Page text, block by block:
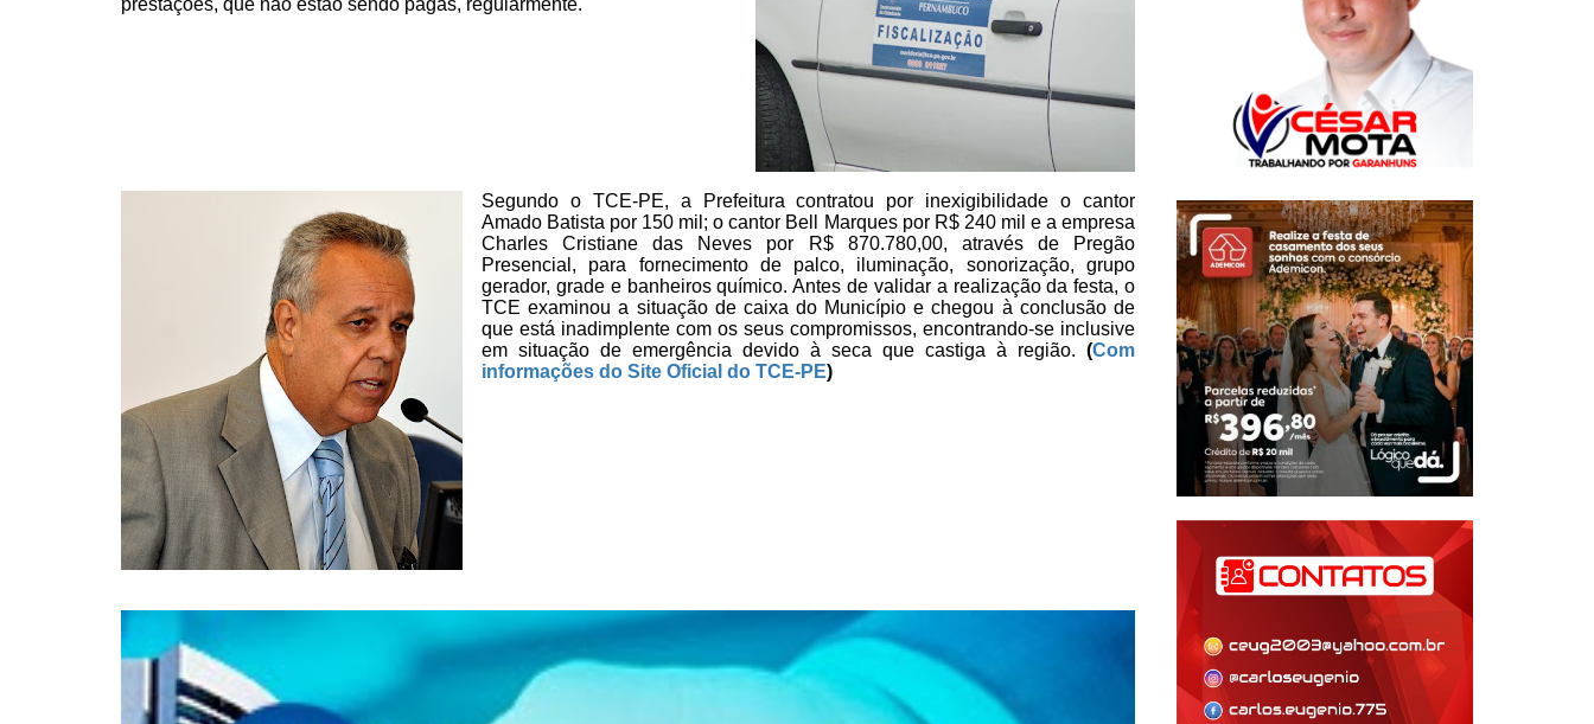
prestações, que não estão sendo pagas, regularmente.
Segundo o TCE-PE, a Prefeitura contratou por inexigibilidade o cantor
Amado Batista por 150 mil; o cantor Bell Marques porR$ 240 mil e a empresa
Charles Cristiane das Neves por R$ 870.780,00, atravésde Pregão
Presencial, para fornecimento de palco, iluminação, sonorização, grupo
gerador, grade e banheiros químico. Antes de validar a realização da festa, o
TCE examinou a situação de caixa do Município e chegou à conclusão de
que está inadimplente com os seus compromissos, encontrando-se inclusive
em situação de emergência devido à seca que castiga à região. (Com
informações do Site Oficial do TCE-PE)